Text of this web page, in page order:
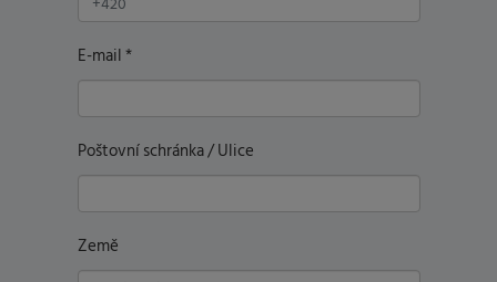
E-mail*
Poštovní schránka / Ulice
Země